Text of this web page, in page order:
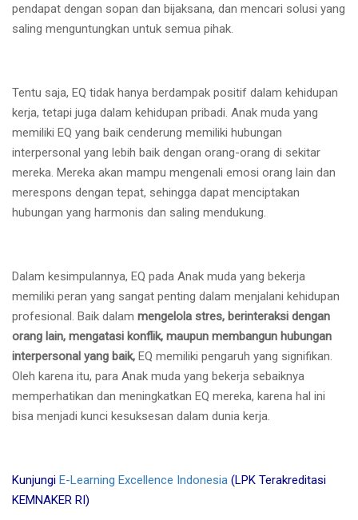
pendapat dengan sopan dan bijaksana, dan mencari solusi yang
saling menguntungkan untuk semua pihak.
Tentu saja, EQ tidak hanya berdampak positif dalam kehidupan
kerja, tetapi juga dalam kehidupan pribadi. Anak muda yang
memiliki EQ yang baik cenderung memiliki hubungan
interpersonal yang lebih baik dengan orang-orang di sekitar
mereka. Mereka akan mampu mengenali emosi orang lain dan
merespons dengan tepat, sehingga dapat menciptakan
hubungan yang harmonis dan saling mendukung.
Dalam kesimpulannya, EQ pada Anak muda yang bekerja
memiliki peran yang sangat penting dalam menjalani kehidupan
profesional. Baik dalam mengelola stres, berinteraksi dengan
orang lain, mengatasi konflik, maupun membangun hubungan
interpersonal yang baik, EQ memiliki pengaruh yang signifikan.
Oleh karena itu, para Anak muda yang bekerja sebaiknya
memperhatikan dan meningkatkan EQ mereka, karena hal ini
bisa menjadi kunci kesuksesan dalam dunia kerja.
Kunjungi E-Learning Excellence Indonesia (LPK Terakreditasi
KEMNAKER RI)